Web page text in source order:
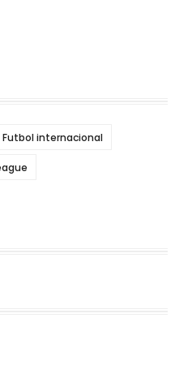
Futbol internacional